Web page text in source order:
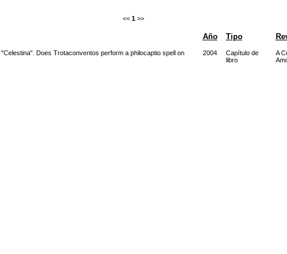
<< 1 >>
Año Tipo
Does Trotaconventos perform a philocaptio spell on
2004
Capítulo de
libro
A